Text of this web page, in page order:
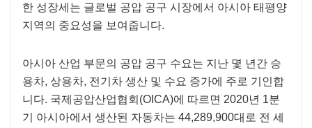
한 성장세는 글로벌 공압 공구 시장에서 아시아 태평양
지역의 중요성을 보여줍니다.
아시아 산업 부문의 공압 공구 수요는 지난 몇 년간 승
용차, 상용차, 전기차 생산 및 수요 증가에 주로 기인합
니다. 국제공압산업협회(OICA)에 따르면 2020년 1분
기 아시아에서 생산된 자동차는 44,289,900대로 전 세